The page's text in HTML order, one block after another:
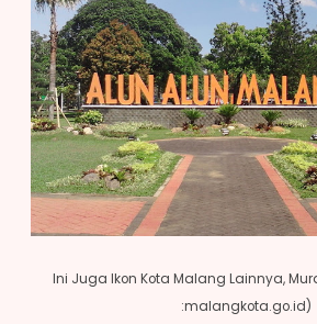
Ini Juga Ikon Kota Malang Lainnya,
:malangkota.go.id)